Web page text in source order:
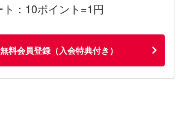
：10ポイント=1円
料会員登録（入会特典付き）